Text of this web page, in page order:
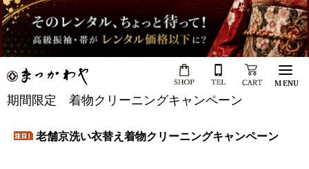
MENU
期間限定 着物クリーニングキャンペーン
老舗京洗い衣替え着物クリーニングキャンペーン